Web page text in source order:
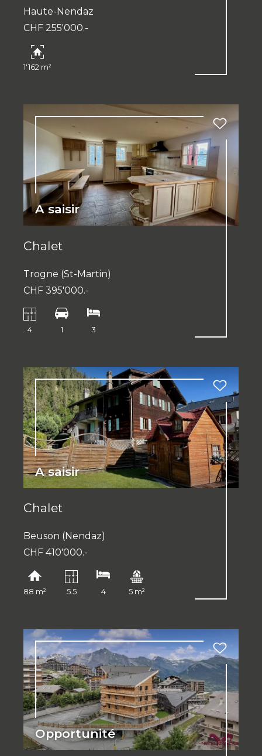
Haute-Nendaz
CHF 255'000.-
1'162 m²
A saisir
Chalet
Trogne (St-Martin)
CHF 395'000.-
4 1 3
A saisir
Chalet
Beuson (Nendaz)
CHF 410'000.-
88 m² 5.5 4 5 m²
Opportunité